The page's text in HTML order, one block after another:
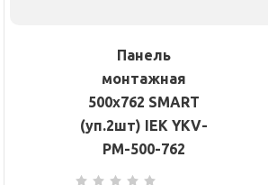
Панель
монтажная
500х762 SMART
(уп.2шт) IEK YKV-
PM-500-762